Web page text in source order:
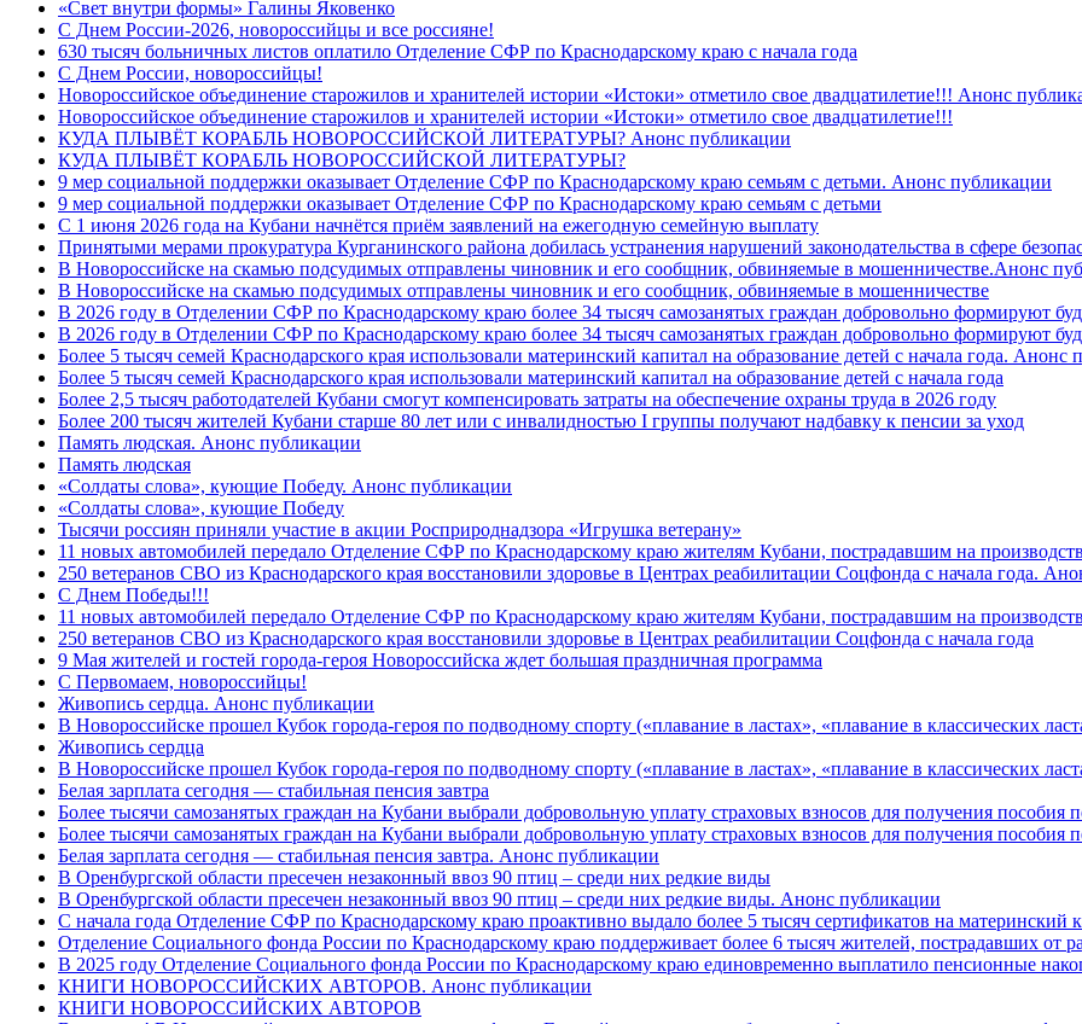
«Свет внутри формы» Галины Яковенко
C Днем России-2026, новороссийцы и все россияне!
630 тысяч больничных листов оплатило Отделение СФР по Краснодарскому краю с начала года
C Днем России, новороссийцы!
Новороссийское объединение старожилов и хранителей истории «Истоки» отметило свое двадцатилетие!!! Анонс
Новороссийское объединение старожилов и хранителей истории «Истоки» отметило свое двадцатилетие!!!
КУДА ПЛЫВЁТ КОРАБЛЬ НОВОРОССИЙСКОЙ ЛИТЕРАТУРЫ? Анонс публикации
КУДА ПЛЫВЁТ КОРАБЛЬ НОВОРОССИЙСКОЙ ЛИТЕРАТУРЫ?
9 мер социальной поддержки оказывает Отделение СФР по Краснодарскому краю семьям с детьми. Анонс публикации
9 мер социальной поддержки оказывает Отделение СФР по Краснодарскому краю семьям с детьми
С 1 июня 2026 года на Кубани начнётся приём заявлений на ежегодную семейную выплату
Принятыми мерами прокуратура Курганинского района добилась устранения нарушений законодательства в сфере
В Новороссийске на скамью подсудимых отправлены чиновник и его сообщник, обвиняемые в мошенничестве.Анонс
В Новороссийске на скамью подсудимых отправлены чиновник и его сообщник, обвиняемые в мошенничестве
В 2026 году в Отделении СФР по Краснодарскому краю более 34 тысяч самозанятых граждан добровольно формируют
В 2026 году в Отделении СФР по Краснодарскому краю более 34 тысяч самозанятых граждан добровольно формируют
Более 5 тысяч семей Краснодарского края использовали материнский капитал на образование детей с начала года. Анонс
Более 5 тысяч семей Краснодарского края использовали материнский капитал на образование детей с начала года
Более 2,5 тысяч работодателей Кубани смогут компенсировать затраты на обеспечение охраны труда в 2026 году
Более 200 тысяч жителей Кубани старше 80 лет или с инвалидностью I группы получают надбавку к пенсии за уход
Память людская. Анонс публикации
Память людская
«Солдаты слова», кующие Победу. Анонс публикации
«Солдаты слова», кующие Победу
Тысячи россиян приняли участие в акции Росприроднадзора «Игрушка ветерану»
11 новых автомобилей передало Отделение СФР по Краснодарскому краю жителям Кубани, пострадавшим на
250 ветеранов СВО из Краснодарского края восстановили здоровье в Центрах реабилитации Соцфонда с начала года.
С Днем Победы!!!
11 новых автомобилей передало Отделение СФР по Краснодарскому краю жителям Кубани, пострадавшим на
250 ветеранов СВО из Краснодарского края восстановили здоровье в Центрах реабилитации Соцфонда с начала года
9 Мая жителей и гостей города-героя Новороссийска ждет большая праздничная программа
C Первомаем, новороссийцы!
Живопись сердца. Анонс публикации
В Новороссийске прошел Кубок города-героя по подводному спорту («плавание в ластах», «плавание в классических
Живопись сердца
В Новороссийске прошел Кубок города-героя по подводному спорту («плавание в ластах», «плавание в классических
Белая зарплата сегодня — стабильная пенсия завтра
Более тысячи самозанятых граждан на Кубани выбрали добровольную уплату страховых взносов для получения пособия
Более тысячи самозанятых граждан на Кубани выбрали добровольную уплату страховых взносов для получения
Белая зарплата сегодня — стабильная пенсия завтра. Анонс публикации
В Оренбургской области пресечен незаконный ввоз 90 птиц – среди них редкие виды
В Оренбургской области пресечен незаконный ввоз 90 птиц – среди них редкие виды. Анонс публикации
С начала года Отделение СФР по Краснодарскому краю проактивно выдало более 5 тысяч сертификатов на материнский
Отделение Социального фонда России по Краснодарскому краю поддерживает более 6 тысяч жителей, пострадавших от
В 2025 году Отделение Социального фонда России по Краснодарскому краю единовременно выплатило пенсионные
КНИГИ НОВОРОССИЙСКИХ АВТОРОВ. Анонс публикации
КНИГИ НОВОРОССИЙСКИХ АВТОРОВ